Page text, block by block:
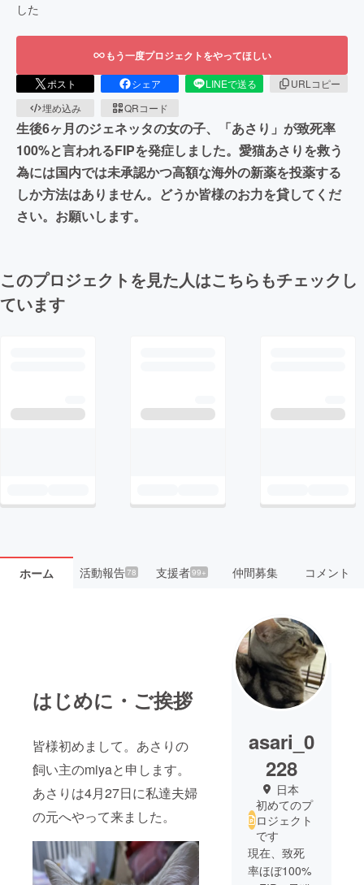
した
もう一度プロジェクトをやってほしい
ポスト シェア LINEで送る
URLコピー
埋め込み
QRコード
生後6ヶ月のジェネッタの女の子、「あさり」が致死率
100%と言われるFIPを発症しました。愛猫あさりを救う
為には国内では未承認かつ高額な海外の新薬を投薬する
しか方法はありません。どうか皆様のお力を貸してくだ
さい。お願いします。
このプロジェクトを見た人はこちらもチェックし
ています
ホーム 活動報告78 支援者99+ 仲間募集 コメント
はじめに・ご挨拶
皆様初めまして。あさりの
飼い主のmiyaと申します。
あさりは4月27日に私達夫婦
の元へやって来ました。
asari_0
228
日本
初めてのプ
ロジェクト
です
現在、致死
率ほぼ100%